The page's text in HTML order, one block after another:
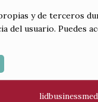
y de terceros
del usuario. Puedes